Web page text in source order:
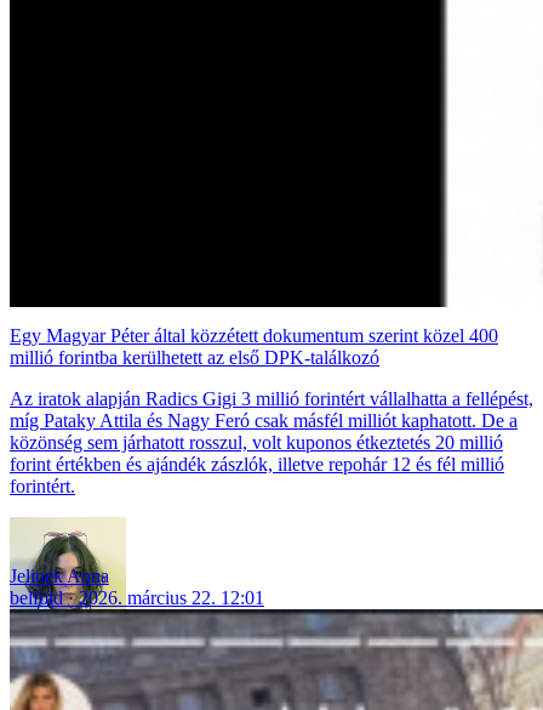
Egy Magyar Péter által közzétett dokumentum szerint közel 400
millió forintba kerülhetett az első DPK-találkozó
Az iratok alapján Radics Gigi 3 millió forintért vállalhatta a fellépést,
míg Pataky Attila és Nagy Feró csak másfél milliót kaphatott. De a
közönség sem járhatott rosszul, volt kuponos étkeztetés 20 millió
forint értékben és ajándék zászlók, illetve repohár 12 és fél millió
forintért.
Jelinek Anna
belföld
2026. március 22. 12:01